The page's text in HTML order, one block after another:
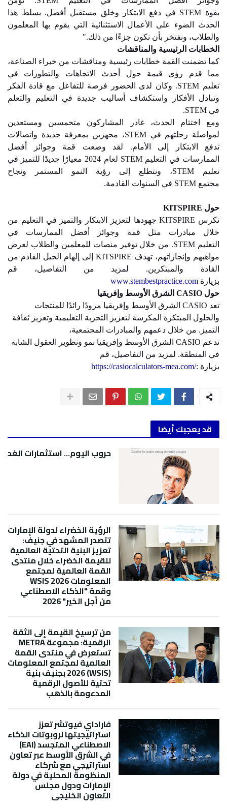
بقوة STEM في دفع الابتكار وخلق مستقبل أفضل. يسلط هذا
الحدث الضوء على الأعمال الاستثنائية التي يقوم بها المعلمون
والطلاب، ونفتخر بأن نكون جزءًا من ذلك."
الخطابات الرئيسية والمناقشات
كما تضمنت القمة خطابات رئيسية ومناقشات من خبراء الصناعة،
مما قدم رؤى قيمة حول أحدث الاتجاهات والتطورات في
تعليم STEM. وكان لدى الحضور فرصة للتفاعل مع قادة الفكر
وتبادل الأفكار واستكشاف أساليب جديدة في التعليم والتعلم
في STEM
.
ومع اختتام الحدث، غادر المشاركون متحمسين ومستعدين
لمواصلة رحلتهم فيSTEM، مجهزين بمعرفة جديدة واتصالات
تدفع الابتكار إلى الأمام. لقد وضعت قمة وجوائز أفضل
الممارسات في التعليمSTEM
لعام 2024 معيارًا جديدًا للتميز في
تعليم STEM، ونتطلع إلى رؤية النمو المستمر ونجاح
مجتمع STEM في السنوات القادمة.
حول KITSPIRE
تكرس KITSPIREجهودها لتعزيز الابتكار والتميز في التعليم من
خلال مبادرات مثل قمة وجوائز أفضل الممارسات في
التعليم STEM. من خلال توفير منصات للمعلمين والطلاب لعرض
مواهبهم وإنجازاتهم، تهدف KITSPIRE إلى إلهام الجيل القادم من
القادة والمبتكرين. لمزيد من التفاصيل، قم
بزيارة www.stembestpractice.com
حول CASIO الشرق الأوسط وإفريقيا
تعد CASIO الشرق الأوسط وإفريقيا مزودًا رائدًا للمنتجات
والحلول المبتكرة المكرسة لتعزيز التجربة التعليمية وتعزيز ثقافة
التميز. من خلال دعمهم والمبادرات المجتمعية،
تدعم CASIO الشرق الأوسط وإفريقيا نمو وتطوير العقول الشابة
في المنطقة. لمزيد من التفاصيل، قم
بزيارة :
https://casiocalculators-mea.com/
قد يعجبك أيضا
حروب اليوم... استثمارات الغد
الرؤية الخضراء لدولة الإمارات
تتصدر المشهد في جنيف:
تعزيز البنية التحتية العالمية
للقيمة الخضراء خلال منتدى
القمة العالمية لمجتمع
المعلومات WSIS 2026
وقمة "الذكاء الاصطناعي
من أجل الخير" 2026
من ترسيخ القيمة إلى الثقة
الرقمية: مجموعة METRA
تستعرض في منتدى القمة
العالمية لمجتمع المعلومات
(WSIS) 2026 بجنيف بنية
تحتية للأصول الرقمية
المدعومة بالذهب
فاراداي فيوتشر تعزز
استراتيجيتها لروبوتات الذكاء
الاصطناعي المتجسد (EAI)
في الشرق الأوسط عبر تعاون
استراتيجي مع شركاء
المنظومة المحلية في دولة
الإمارات ودول مجلس
التعاون الخليجي